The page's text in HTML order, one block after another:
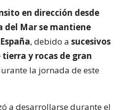
en dirección desde
del Mar se mantiene
, debido a sucesivos
y rocas de gran
la jornada de este
a desarrollarse durante el